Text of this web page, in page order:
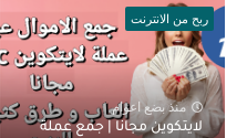
ربح من الانترنت
منذ بضع اعوام
لايتكوين مجانا | جمع عملة